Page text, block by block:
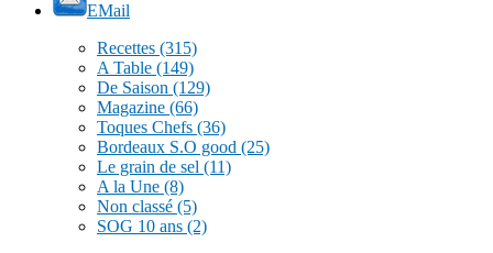
EMail
Recettes (315)
A Table (149)
De Saison (129)
Magazine (66)
Toques Chefs (36)
Bordeaux S.O good (25)
Le grain de sel (11)
A la Une (8)
Non classé (5)
SOG 10 ans (2)